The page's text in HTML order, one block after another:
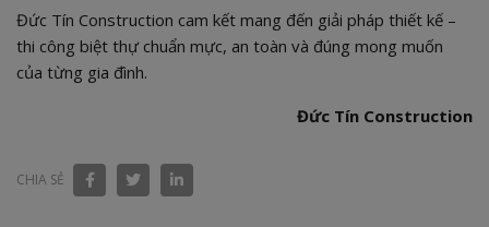
Đức Tín Construction cam kết mang đến giải pháp thiết kế –
thi công biệt thự chuẩn mực, an toàn và đúng mong muốn
của từng gia đình.
Đức Tín Construction
CHIA SẺ